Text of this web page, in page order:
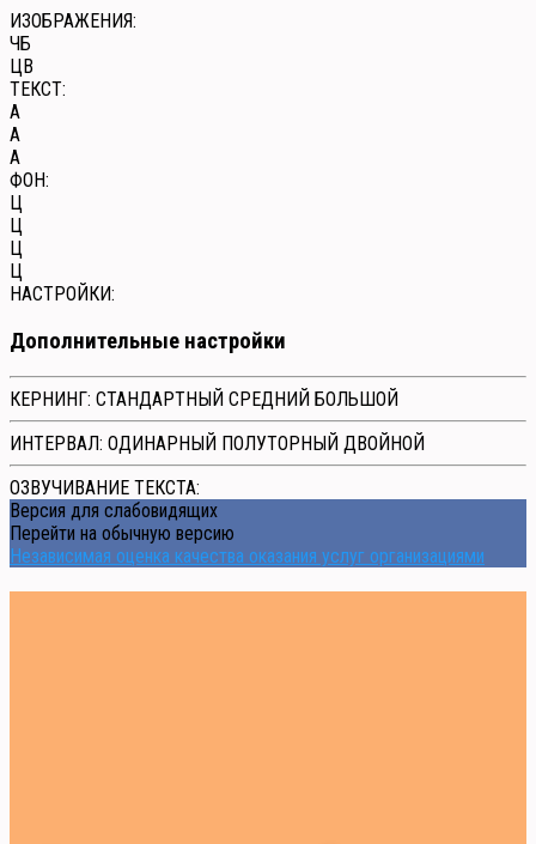
ИЗОБРАЖЕНИЯ:
ЧБ
ЦВ
ТЕКСТ:
A
A
A
ФОН:
Ц
Ц
Ц
Ц
НАСТРОЙКИ:
Дополнительные настройки
КЕРНИНГ: СТАНДАРТНЫЙ СРЕДНИЙ БОЛЬШОЙ
ИНТЕРВАЛ: ОДИНАРНЫЙ ПОЛУТОРНЫЙ ДВОЙНОЙ
ОЗВУЧИВАНИЕ ТЕКСТА:
Версия для слабовидящих
Перейти на обычную версию
Независимая оценка качества оказания услуг организациями